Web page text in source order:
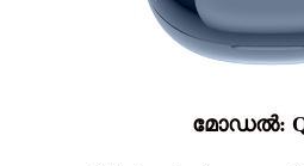
മോഡൽ: